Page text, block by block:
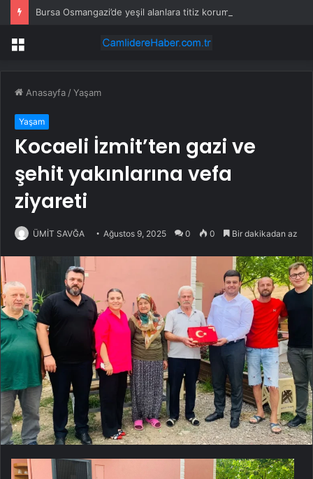
Bursa Osmangazi’de yeşil alanlara titiz koruma
Menü
Anasayfa /Yaşam
Yaşam
Kocaeli İzmit’ten gazi ve
şehit yakınlarına vefa
ziyareti
ÜMİT SAVĞA Ağustos 9, 2025 0 0 Bir dakikadan az